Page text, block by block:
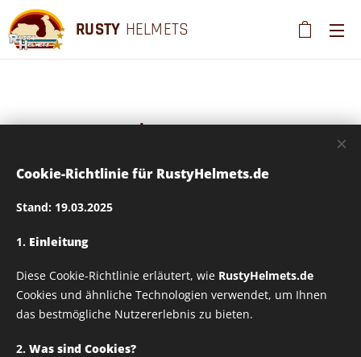
RUSTY HELMETS
Rusty Helmets
Superhero_03
Textildruck –
Verschiedene Größen
wählbar
Cookie-Richtlinie für RustyHelmets.de
Stand: 19.03.2025
1. Einleitung
Diese Cookie-Richtlinie erläutert, wie RustyHelmets.de
Cookies und ähnliche Technologien verwendet, um Ihnen
das bestmögliche Nutzererlebnis zu bieten.
2. Was sind Cookies?